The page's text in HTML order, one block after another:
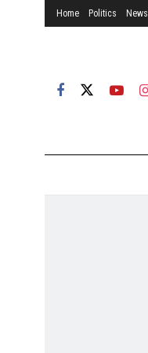
Home Politics News